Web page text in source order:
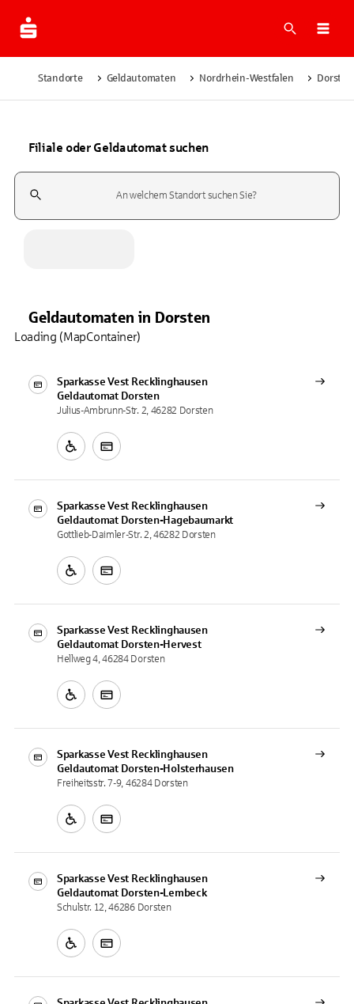
Suche
Standorte Geldautomaten Nordrhein-Westfalen Dorsten
Filiale oder Geldautomat suchen
Suchfeld
Geldautomaten in Dorsten
Sparkasse Vest Recklinghausen
Geldautomat Dorsten
Julius-Ambrunn-Str. 2, 46282 Dorsten
Sparkasse Vest Recklinghausen
Geldautomat Dorsten-Hagebaumarkt
Gottlieb-Daimler-Str. 2, 46282 Dorsten
Sparkasse Vest Recklinghausen
Geldautomat Dorsten-Hervest
Hellweg 4, 46284 Dorsten
Sparkasse Vest Recklinghausen
Geldautomat Dorsten-Holsterhausen
Freiheitsstr. 7-9, 46284 Dorsten
Sparkasse Vest Recklinghausen
Geldautomat Dorsten-Lembeck
Schulstr. 12, 46286 Dorsten
Loading (MapContainer)